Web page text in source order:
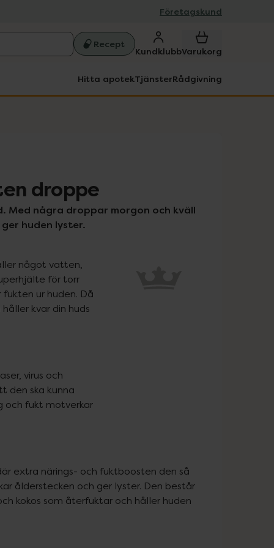
Företagskund
Recept
KundklubbVarukorg
Hitta apotekTjänsterRådgivning
droppe
Med några droppar morgon och kväll
huden lyster.
något vatten,
för torr
ur huden. Då
kvar din huds
virus och
den ska kunna
och fukt motverkar
extra närings- och fuktboosten den så
ålderstecken och ger lyster. Den består
kokos som återfuktar och håller huden